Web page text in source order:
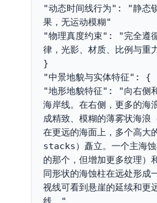
"动态时间线行为": "静态
果，无运动模糊"
"物理真度约束": "完全遵
律，光影、材质、比例与重
}
"中景地貌与实体特征": {
"地形地貌特征": "向右侧
海岸线。在右侧，更多的海
成精致、模糊的薄雾状海浪
在更远的海面上，多个高大
stacks）矗立。一个主海蚀
的那个，但增加更多纹理）
同形状的海蚀柱在远处形成
视线可看到悬崖的延续和更
线。"